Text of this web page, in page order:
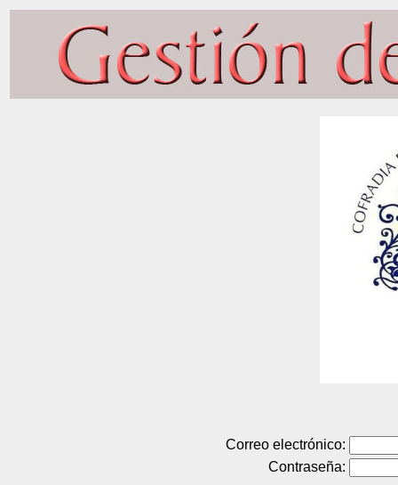
Correo electrónico:
Contraseña: